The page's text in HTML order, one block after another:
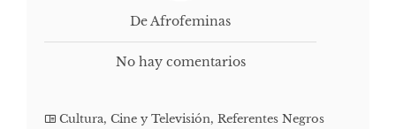
De Afrofeminas
No hay comentarios
Cultura, Cine y Televisión, Referentes Negros